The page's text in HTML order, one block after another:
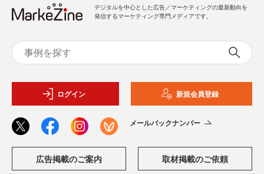
デジタルを中心とした広告／マーケティングの最新動向を
発信するマーケティング専門メディアです。
ログイン 新規会員登録
メールバックナンバー
広告掲載のご案内 取材掲載のご依頼